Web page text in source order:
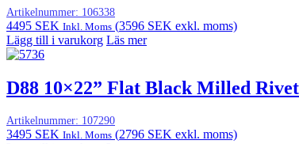
Artikelnummer: 106338
4495 SEK Inkl. Moms (3596 SEK exkl. moms)
Lägg till i varukorg Läs mer
D88 10×22” Flat Black Milled
Artikelnummer: 107290
3495 SEK Inkl. Moms (2796 SEK exkl. moms)